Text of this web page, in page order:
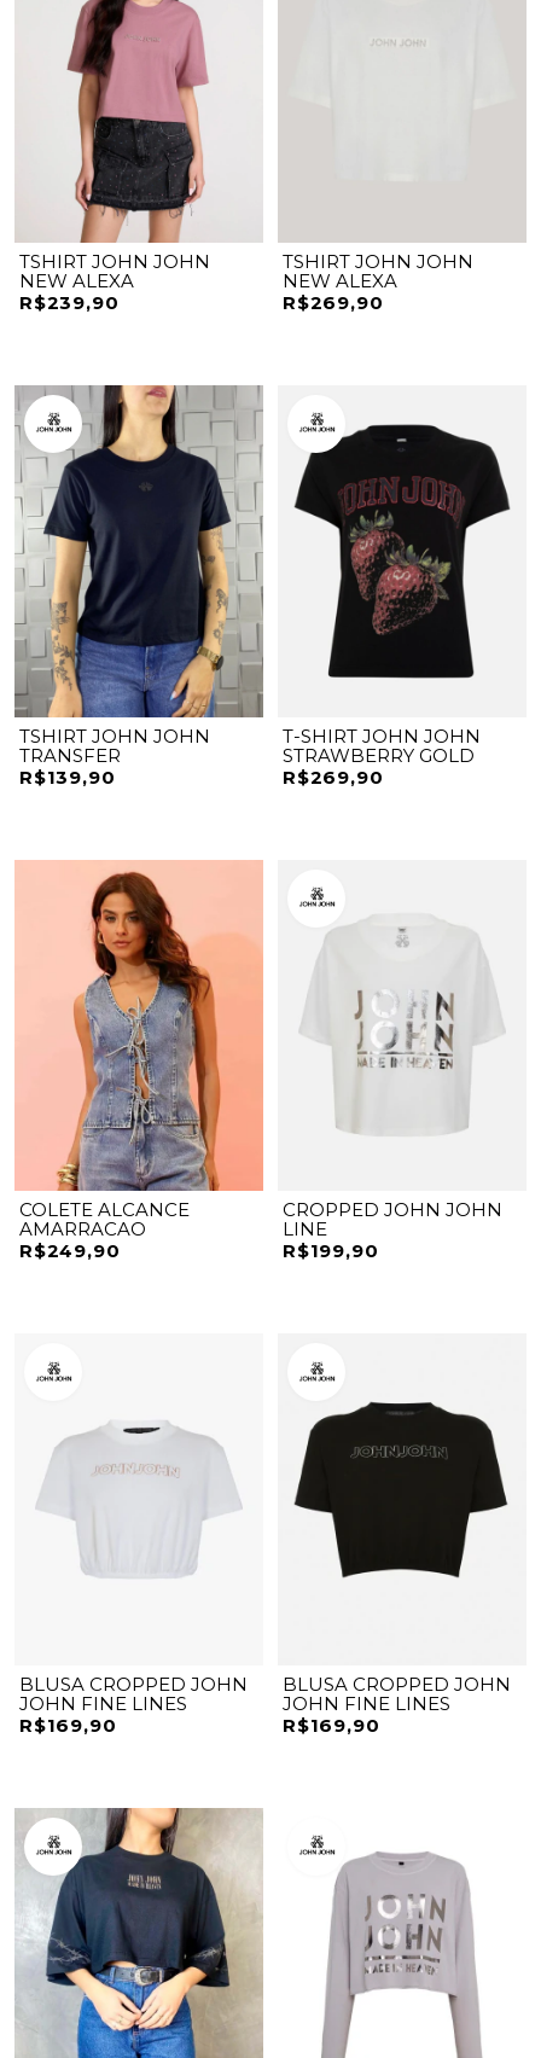
TSHIRT JOHN JOHN
NEW ALEXA
R$239,90
TSHIRT JOHN JOHN
NEW ALEXA
R$269,90
TSHIRT JOHN JOHN
TRANSFER
R$139,90
T-SHIRT JOHN JOHN
STRAWBERRY GOLD
R$269,90
COLETE ALCANCE
AMARRACAO
R$249,90
CROPPED JOHN JOHN
LINE
R$199,90
BLUSA CROPPED JOHN
JOHN FINE LINES
R$169,90
BLUSA CROPPED JOHN
JOHN FINE LINES
R$169,90